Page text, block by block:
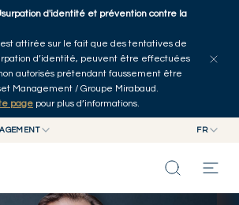
d'identité et prévention contre la
attirée sur le fait que des tentatives de
d’identité, peuvent être effectuées
autorisés prétendant faussement être
Management / Groupe Mirabaud.
page pour plus d’informations.
FR
FR
Explorer les articles